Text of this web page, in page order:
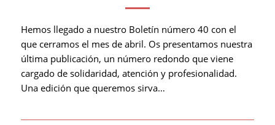
Hemos llegado a nuestro Boletín número 40 con el
que cerramos el mes de abril. Os presentamos nuestra
última publicación, un número redondo que viene
cargado de solidaridad, atención y profesionalidad.
Una edición que queremos sirva…